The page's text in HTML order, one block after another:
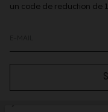
un code de reduction de